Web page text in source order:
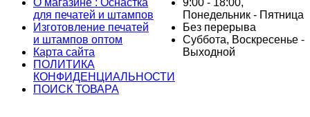
О магазине : Оснастка
для печатей и штампов
Изготовление печатей
и штампов оптом
Карта сайта
ПОЛИТИКА
КОНФИДЕНЦИАЛЬНОСТИ
ПОИСК ТОВАРА
9:00 - 18:00,
Понедельник - Пятница
Без перерыва
Суббота, Воскресенье -
Выходной